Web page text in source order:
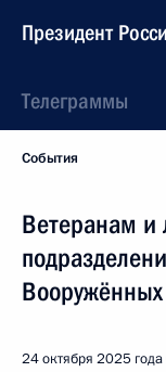
Президент
Телеграммы
События
Ветеранам и
24 октября 2025 года